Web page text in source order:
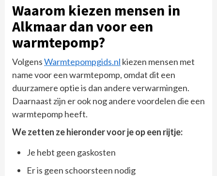
Waarom kiezen mensen in
Alkmaar dan voor een
warmtepomp?
VolgensWarmtepompgids.nl kiezen mensen met
name voor een warmtepomp, omdat dit een
duurzamere optie is dan andere verwarmingen.
Daarnaast zijn er ook nog andere voordelen die een
warmtepomp heeft.
We zetten ze hieronder voor je op een rijtje:
Je hebt geen gaskosten
Er is geen schoorsteen nodig